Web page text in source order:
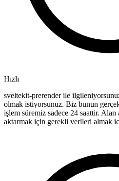
Hızlı
sveltekit-prerender ile
olmak istiyorsunuz. Biz bunun
işlem süremiz sadece 24 saattir. Alan
aktarmak için gerekli verileri almak